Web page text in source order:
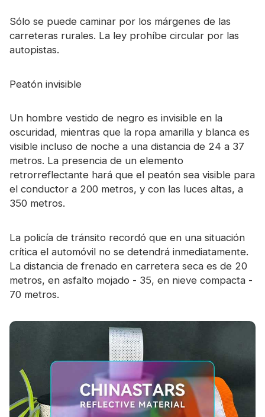
Sólo se puede caminar por los márgenes de las
carreteras rurales. La ley prohíbe circular por las
autopistas.
Peatón invisible
Un hombre vestido de negro es invisible en la
oscuridad, mientras que la ropa amarilla y blanca es
visible incluso de noche a una distancia de 24 a 37
metros. La presencia de un elemento
retrorreflectante hará que el peatón sea visible para
el conductor a 200 metros, y con las luces altas, a
350 metros.
La policía de tránsito recordó que en una situación
crítica el automóvil no se detendrá inmediatamente.
La distancia de frenado en carretera seca es de 20
metros, en asfalto mojado - 35, en nieve compacta -
70 metros.